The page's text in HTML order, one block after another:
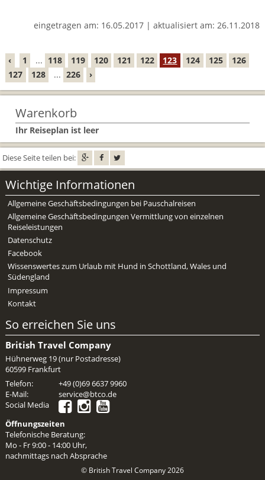
Wales
Minibustouren
Reisen durch England und Wales per Minibus
Reisen durch Schottland per Minibus
Wandern in Schottland
Wandern in Wales
Rosamunde Pilcher Reisen durch Cornwall und Südengland
Whiskyreisen Schottland
Feedback
FAQs
Checkliste
Großbritannien Urlaub mit Hund
Individuelle Familienreisen in Großbritannien
Links
Mietwagen & Verkehr
Reiseunterlagen
Reiseversicherung
Unterkünfte
Zimmer
eingetragen am: 16.05.2017 | aktualisiert am: 26.11.2018
‹ 1 ... 118 119 120 121 122 123 124 125
126
127
128 ... 226 ›
Warenkorb
Ihr Reiseplan ist leer
Diese Seite teilen bei:
Wichtige Informationen
Allgemeine Geschäftsbedingungen bei Pauschalreisen
Allgemeine Geschäftsbedingungen Vermittlung von einzelnen
Reiseleistungen
Datenschutz
Facebook
Wissenswertes zum Urlaub mit Hund in Schottland, Wales und
Südengland
Impressum
Kontakt
So erreichen Sie uns
British Travel Company
Hühnerweg 19 (nur Postadresse)
60599 Frankfurt
Telefon:
+49 (0)69 6637 9960
E-Mail:
service@btco.de
Social Media
Öffnungszeiten
Telefonische Beratung:
Mo - Fr 9:00 - 14:00 Uhr,
nachmittags nach Absprache
© British Travel Company 2026